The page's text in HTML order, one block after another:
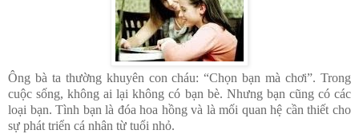
Ông bà ta thường khuyên con cháu: “Chọn bạn mà chơi”. Trong
cuộc sống, không ai lại không có bạn bè. Nhưng bạn cũng có các
loại bạn. Tình bạn là đóa hoa hồng và là mối quan hệ cần thiết cho
sự phát triển cá nhân từ tuổi nhỏ.